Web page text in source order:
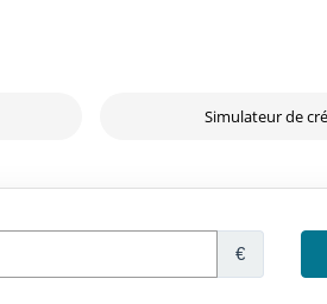
Simulateur de